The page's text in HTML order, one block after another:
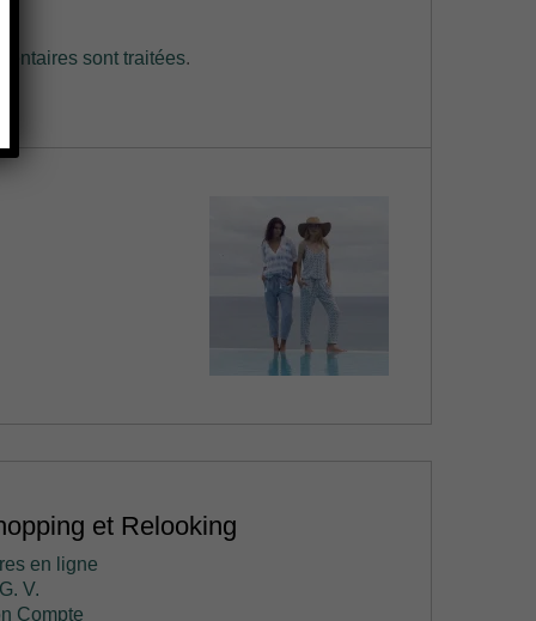
sont traitées.
et Relooking
en ligne
V.
Compte